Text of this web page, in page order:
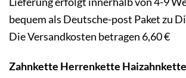
bequem als Deutsche-post Paket zu
Die Versandkosten betragen 6,60 €
Zahnkette Herrenkette